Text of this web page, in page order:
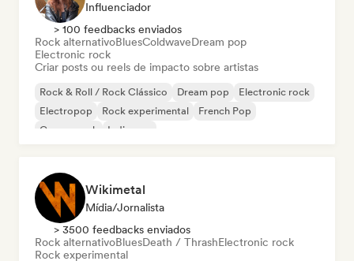
Influenciador
> 100 feedbacks enviados
Rock alternativoBluesColdwaveDream pop
Electronic rock
Criar posts ou reels de impacto sobre artistas
Rock & Roll / Rock Clássico Dream pop
Electronic rock
Electropop
Rock experimental
French Pop
Garage rock
Indie pop
Wikimetal
Mídia/Jornalista
> 3500 feedbacks enviados
Rock alternativoBluesDeath / ThrashElectronic rock
Rock experimental